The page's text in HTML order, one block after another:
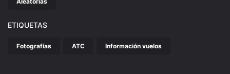
ETIQUETAS
Fotografías ATC Información vuelos